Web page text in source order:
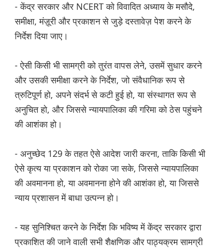
- केंद्र सरकार और NCERT को विवादित अध्याय के मसौदे,
समीक्षा, मंज़ूरी और प्रकाशन से जुड़े दस्तावेज़ पेश करने के
निर्देश दिया जाए।
- ऐसी किसी भी सामग्री को तुरंत वापस लेने, उसमें सुधार करने
और उसकी समीक्षा करने के निर्देश, जो संवैधानिक रूप से
त्रुटिपूर्ण हो, अपने संदर्भ से कटी हुई हो, या संस्थागत रूप से
अनुचित हो, और जिससे न्यायपालिका की गरिमा को ठेस पहुंचने
की आशंका हो।
- अनुच्छेद 129 के तहत ऐसे आदेश जारी करना, ताकि किसी भी
ऐसे कृत्य या प्रकाशन को रोका जा सके, जिससे न्यायपालिका
की अवमानना ​​हो, या अवमानना ​​होने की आशंका हो, या जिससे
न्याय प्रशासन में बाधा उत्पन्न हो।
- यह सुनिश्चित करने के निर्देश कि भविष्य में केंद्र सरकार द्वारा
प्रकाशित की जाने वाली सभी शैक्षणिक और पाठ्यक्रम सामग्री